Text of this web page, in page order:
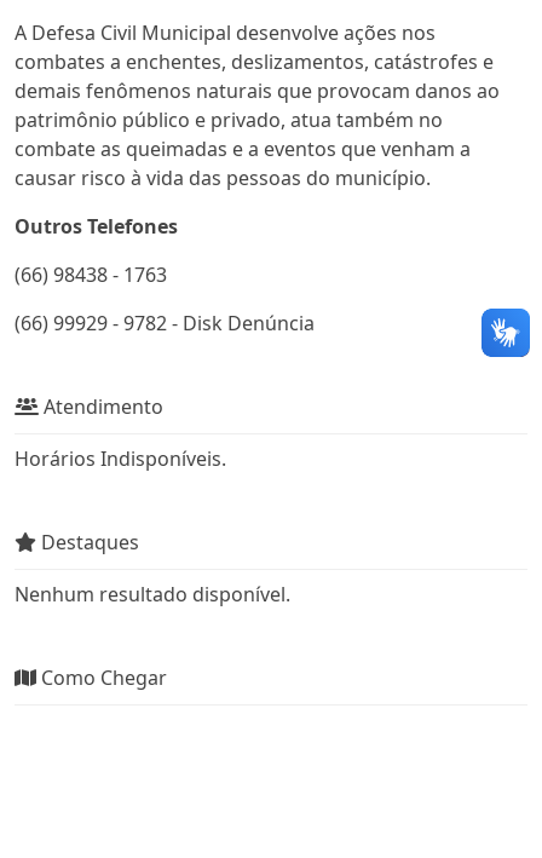
A Defesa Civil Municipal desenvolve ações nos
combates a enchentes, deslizamentos, catástrofes e
demais fenômenos naturais que provocam danos ao
patrimônio público e privado, atua também no
combate as queimadas e a eventos que venham a
causar risco à vida das pessoas do município.
Outros Telefones
(66) 98438 - 1763
(66) 99929 - 9782 - Disk Denúncia
Atendimento
Horários Indisponíveis.
Destaques
Nenhum resultado disponível.
Como Chegar